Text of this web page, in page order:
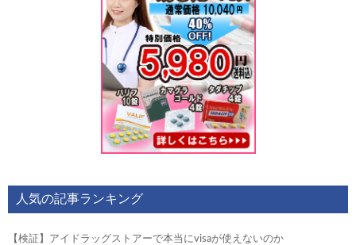
人気の記事ランキング
【検証】アイドラッグストアーで本当にvisaが使えないのか